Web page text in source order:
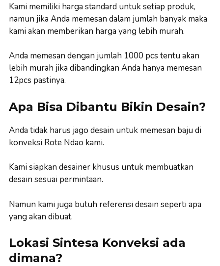
Kami memiliki harga standard untuk setiap produk,
namun jika Anda memesan dalam jumlah banyak maka
kami akan memberikan harga yang lebih murah.
Anda memesan dengan jumlah 1000 pcs tentu akan
lebih murah jika dibandingkan Anda hanya memesan
12pcs pastinya.
Apa Bisa Dibantu Bikin Desain?
Anda tidak harus jago desain untuk memesan baju di
konveksi Rote Ndao kami.
Kami siapkan desainer khusus untuk membuatkan
desain sesuai permintaan.
Namun kami juga butuh referensi desain seperti apa
yang akan dibuat.
Lokasi Sintesa Konveksi ada
dimana?